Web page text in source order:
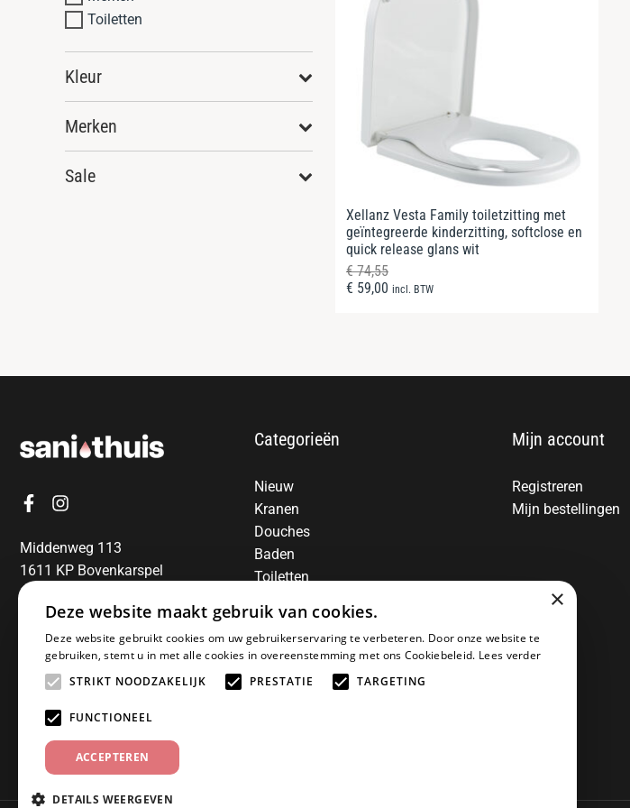
Toiletten
Kleur
Merken
Sale
Xellanz Vesta Family toiletzitting met
geïntegreerde kinderzitting, softclose en
quick release glans wit
€74,55
€ 59,00 incl. BTW
Middenweg 113
1611 KP Bovenkarspel
06-13850797
Categorieën
Nieuw
Kranen
Douches
Baden
Toiletten
Spiegels
Wastafels
Badkamermeubelen
Accessoires
Mijn account
Registreren
Mijn bestellingen
×
Deze website maakt gebruik van cookies.
Deze website gebruikt cookies om uw gebruikerservaring te verbeteren. Door onze website te
gebruiken, stemt u in met alle cookies in overeenstemming met ons Cookiebeleid. Lees verder
STRIKT NOODZAKELIJK
PRESTATIE TARGETING
FUNCTIONEEL
ACCEPTEREN
DETAILS WEERGEVEN